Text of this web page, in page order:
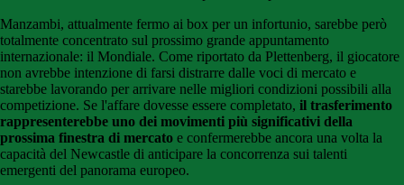
Manzambi, attualmente fermo ai box per un infortunio, sarebbe però
totalmente concentrato sul prossimo grande appuntamento
internazionale: il Mondiale. Come riportato da Plettenberg, il giocatore
non avrebbe intenzione di farsi distrarre dalle voci di mercato e
starebbe lavorando per arrivare nelle migliori condizioni possibili alla
competizione. Se l'affare dovesse essere completato, il trasferimento
rappresenterebbe uno dei movimenti più significativi della
prossima finestra di mercato e confermerebbe ancora una volta la
capacità del Newcastle di anticipare la concorrenza sui talenti
emergenti del panorama europeo.